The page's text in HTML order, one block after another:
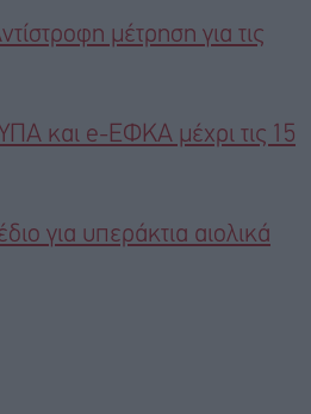
μέτρηση για τις
και e-ΕΦΚΑ μέχρι τις 15
για υπεράκτια αιολικά